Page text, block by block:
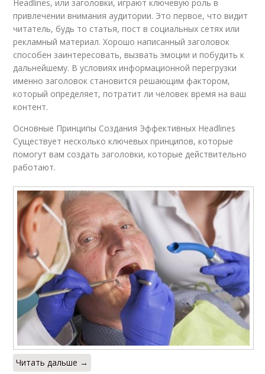
Headlines, или заголовки, играют ключевую роль в
привлечении внимания аудитории. Это первое, что видит
читатель, будь то статья, пост в социальных сетях или
рекламный материал. Хорошо написанный заголовок
способен заинтересовать, вызвать эмоции и побудить к
дальнейшему. В условиях информационной перегрузки
именно заголовок становится решающим фактором,
который определяет, потратит ли человек время на ваш
контент.
Основные Принципы Создания Эффективных Headlines
Существует несколько ключевых принципов, которые
помогут вам создать заголовки, которые действительно
работают.
Читать дальше →